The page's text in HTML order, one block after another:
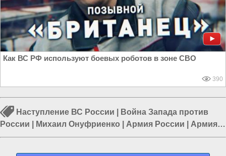
Как ВС РФ используют боевых роботов в зоне СВО
390
Наступление ВС России
Война Запада против
России
Михаил Онуфриенко Армия России
Армия
Украины|Война в Новороссии|Курская область